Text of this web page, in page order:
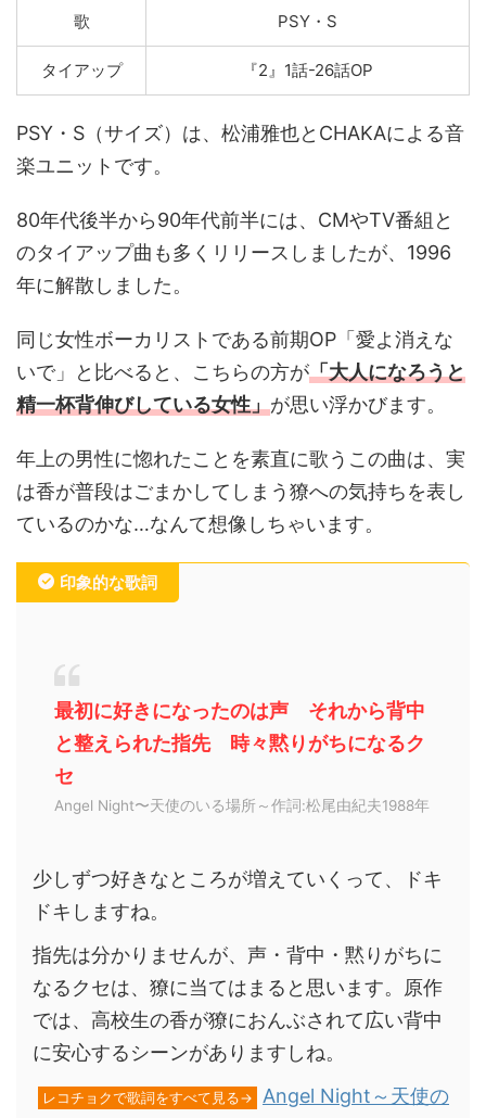
歌 PSY・S
タイアップ 『2』1話-26話OP
PSY・S（サイズ）は、松浦雅也とCHAKAによる音
楽ユニットです。
80年代後半から90年代前半には、CMやTV番組と
のタイアップ曲も多くリリースしましたが、1996
年に解散しました。
同じ女性ボーカリストである前期OP「愛よ消えな
いで」と比べると、こちらの方が「大人になろうと
精一杯背伸びしている女性」が思い浮かびます。
年上の男性に惚れたことを素直に歌うこの曲は、実
は香が普段はごまかしてしまう獠への気持ちを表し
ているのかな…なんて想像しちゃいます。
印象的な歌詞
最初に好きになったのは声 それから背中
と整えられた指先 時々黙りがちになるク
セ
Angel Night〜天使のいる場所～作詞:松尾由紀夫1988年
少しずつ好きなところが増えていくって、ドキ
ドキしますね。
指先は分かりませんが、声・背中・黙りがちに
なるクセは、獠に当てはまると思います。原作
では、高校生の香が獠におんぶされて広い背中
に安心するシーンがありますしね。
レコチョクで歌詞をすべて見る→
Angel Night～天使の